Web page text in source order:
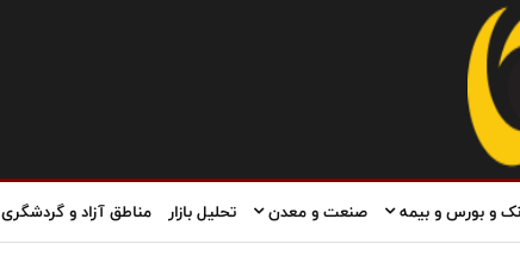
و بورس و بیمه صنعت و معدن تحلیل بازار مناطق آزاد و گردشگری